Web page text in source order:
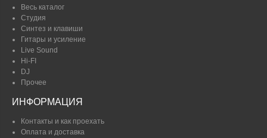
Весь каталог
Студия
Синтез и клавиши
Гитары и усиление
Live Sound
Hi-FI
DJ
Прочее
ИНФОРМАЦИЯ
Контакты и как проехать
Оплата и доставка